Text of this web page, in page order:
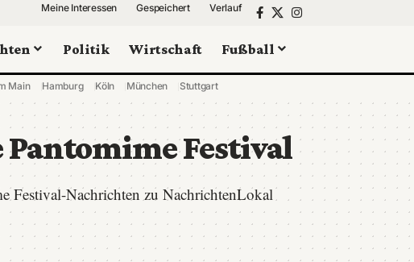
Meine Interessen Gespeichert Verlauf
Politik Wirtschaft Fußball
Main Hamburg Köln München Stuttgart
Pantomime Festival
Festival-Nachrichten zu NachrichtenLokal